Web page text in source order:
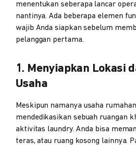
menentukan seberapa lancar
nantinya. Ada beberapa elemen
wajib Anda siapkan sebelum
pelanggan pertama.
1. Menyiapkan Lokasi
Usaha
Meskipun namanya usaha
mendedikasikan sebuah ruangan
aktivitas laundry. Anda bisa
teras, atau ruang kosong lainnya.